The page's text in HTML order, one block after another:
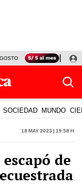
TINKA RESULTADOS
SOCIEDAD MUNDO
18 May 2023 | 19:58 h
de